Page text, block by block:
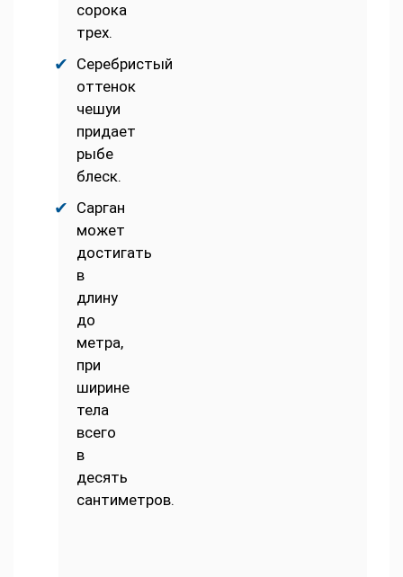
сорока
трех.
Серебристый
оттенок
чешуи
придает
рыбе
блеск.
Сарган
может
достигать
в
длину
до
метра,
при
ширине
тела
всего
в
десять
сантиметров.